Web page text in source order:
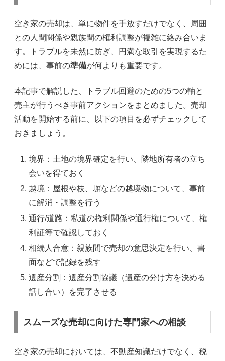
空き家の売却は、単に物件を手放すだけでなく、周囲
との人間関係や親族間の権利調整が複雑に絡み合いま
す。トラブルを未然に防ぎ、円満な取引を実現するた
めには、事前の準備が何よりも重要です。
本記事で解説した、トラブル回避のための5つの軸と
売主が行うべき事前アクションをまとめました。売却
活動を開始する前に、以下の項目を必ずチェックして
おきましょう。
境界：土地の境界確定を行い、隣地所有者の立ち
会いを得ておく
越境：屋根や枝、塀などの越境物について、事前
に解消・調整を行う
通行/道路：私道の権利関係や通行権について、権
利証等で確認しておく
相続人合意：親族間で売却の意思決定を行い、書
面などで記録を残す
遺産分割：遺産分割協議（遺産の分け方を決める
話し合い）を完了させる
スムーズな売却に向けた専門家への相談
空き家の売却においては、不動産知識だけでなく、税